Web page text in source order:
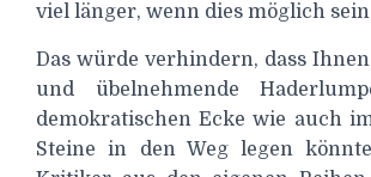
viel länger, wenn dies möglich
Das würde verhindern, dass
und übelnehmende
demokratischen Ecke wie auch
Steine in den Weg legen